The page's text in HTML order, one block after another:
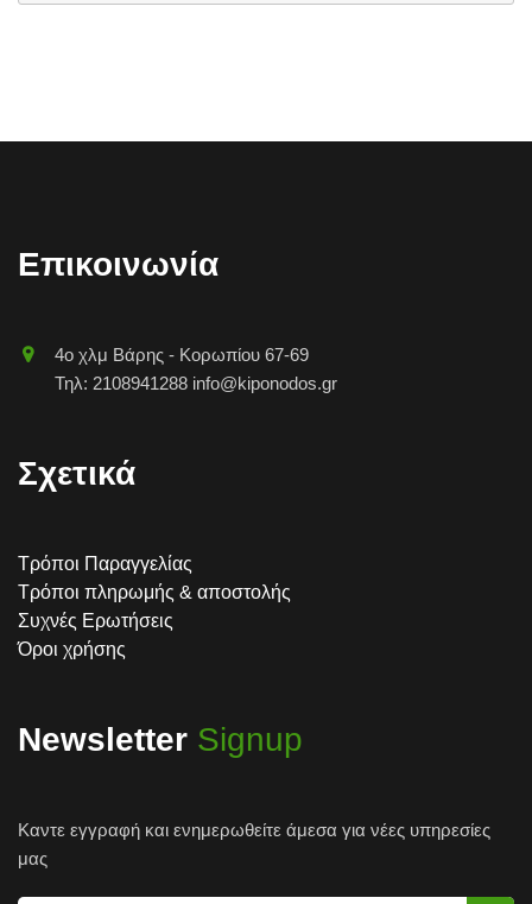
Επικοινωνία
4o χλμ Βάρης - Κορωπίου 67-69
Τηλ: 2108941288 info@kiponodos.gr
Σχετικά
Τρόποι Παραγγελίας
Τρόποι πληρωμής & αποστολής
Συχνές Ερωτήσεις
Όροι χρήσης
Newsletter Signup
Καντε εγγραφή και ενημερωθείτε άμεσα για νέες υπηρεσίες
μας